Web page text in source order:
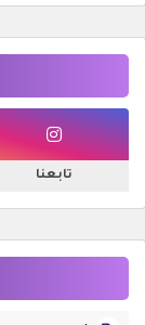
تابعنا